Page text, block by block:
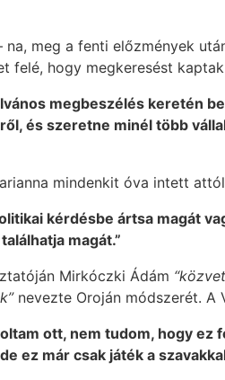
na, meg a fenti előzmények
felé, hogy megkeresést
megbeszélés keretén
és szeretne minél több
mindenkit óva intett
kérdésbe ártsa magát
magát.”
Mirkóczki Ádám
nevezte Oroján módszerét. A
ott, nem tudom, hogy
ez már csak játék a